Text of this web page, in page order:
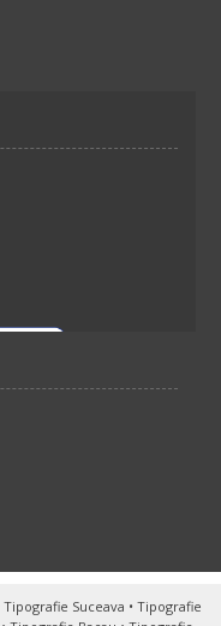
Tipografie Suceava • Tipografie